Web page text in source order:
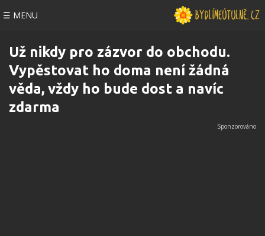
☰ MENU
Už nikdy pro zázvor do obchodu.
Vypěstovat ho doma není žádná
věda, vždy ho bude dost a navíc
zdarma